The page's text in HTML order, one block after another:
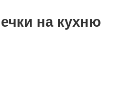
на кухню